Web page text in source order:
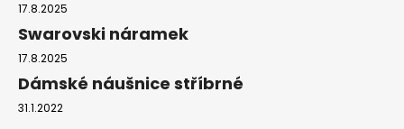
17.8.2025
Swarovski náramek
17.8.2025
Dámské náušnice stříbrné
31.1.2022